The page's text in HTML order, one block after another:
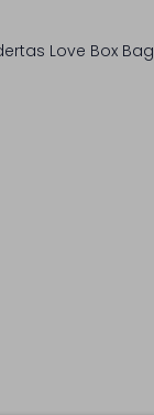
Love Box Bag